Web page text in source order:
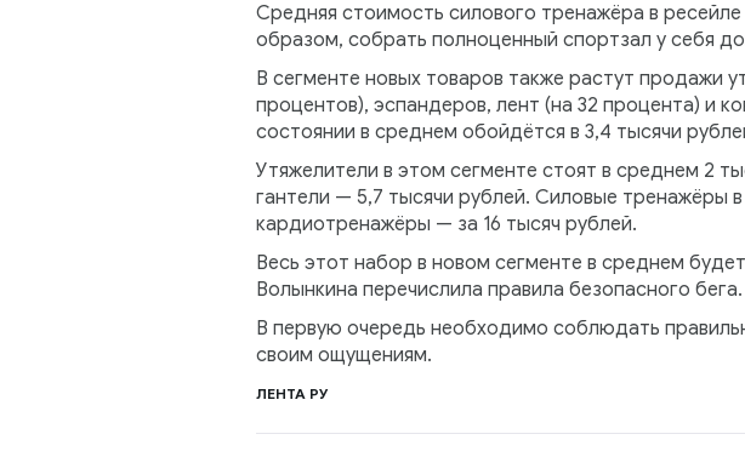
Средняя стоимость силового тренажёра в
образом, собрать полноценный спортзал у себя
В сегменте новых товаров также растут продажи
процентов), эспандеров, лент (на 32 процента) и
состоянии в среднем обойдётся в 3,4 тысячи
Утяжелители в этом сегменте стоят в среднем 2
гантели — 5,7 тысячи рублей. Силовые тренажёры
кардиотренажёры — за 16 тысяч рублей.
Весь этот набор в новом сегменте в среднем
Волынкина перечислила правила безопасного бега.
В первую очередь необходимо соблюдать
своим ощущениям.
ЛЕНТА РУ